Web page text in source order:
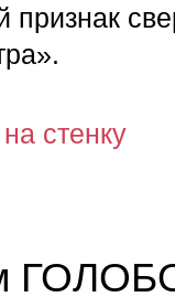
признак
стенку